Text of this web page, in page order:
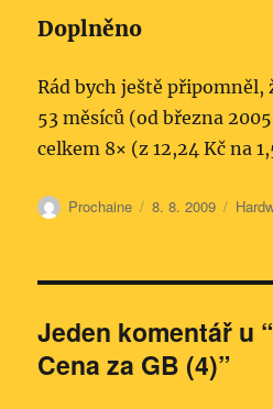
Doplněno
Rád bych ještě připomněl,
53 měsíců (od března
celkem 8× (z 12,24 Kč na
Autor:
Prochaine Publikováno:
8. 8. 2009
Jeden komentář u
Cena za GB (4)”